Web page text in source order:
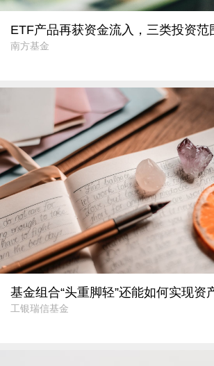
南方基金
基金组合“头重脚轻”还能如何实现资
工银瑞信基金